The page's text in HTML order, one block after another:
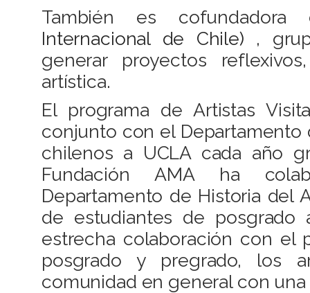
También es
Internacional de Chile) ,
generar proyectos
artística.
El programa de Artistas
conjunto con el Departamento
chilenos a UCLA cada año
Fundación AMA ha
Departamento de Historia del
de estudiantes de posgrado
estrecha colaboración con el
posgrado y pregrado, los
comunidad en general con